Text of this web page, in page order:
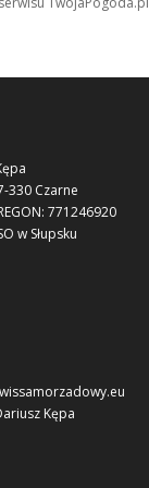
330 Czarne
771246920
w Słupsku
Kępa